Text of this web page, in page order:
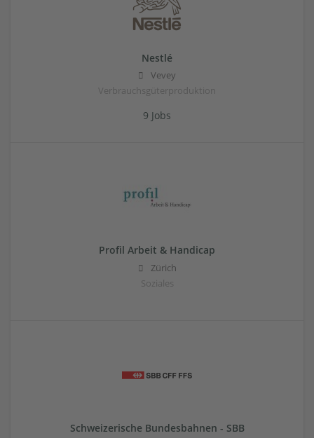
Nestlé
Vevey
Verbrauchsgüterproduktion
9 Jobs
Profil Arbeit & Handicap
Zürich
Soziales
Schweizerische Bundesbahnen - SBB